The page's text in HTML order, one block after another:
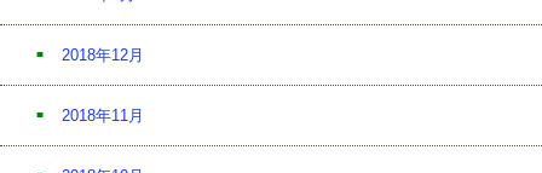
2018年12月
2018年11月